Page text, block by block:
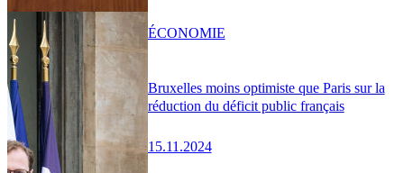
Bruxelles moins optimiste que Paris sur la
réduction du déficit public français
15.11.2024
ÉCONOMIE